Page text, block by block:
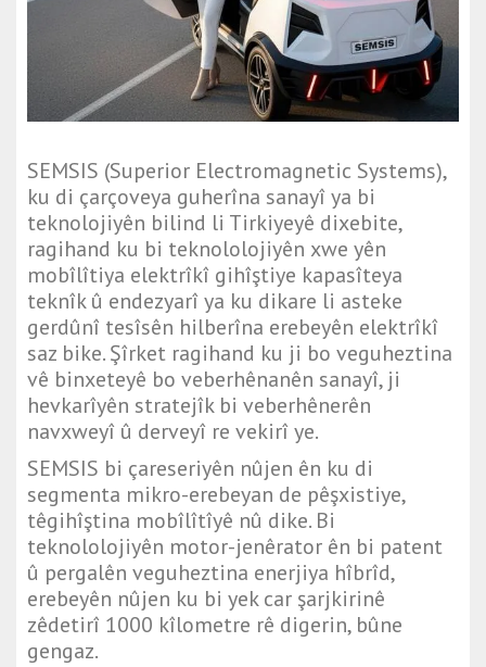
SEMSIS (Superior Electromagnetic Systems),
ku di çarçoveya guherîna sanayî ya bi
teknolojiyên bilind li Tirkiyeyê dixebite,
ragihand ku bi teknololojiyên xwe yên
mobîlîtiya elektrîkî gihîştiye kapasîteya
teknîk û endezyarî ya ku dikare li asteke
gerdûnî tesîsên hilberîna erebeyên elektrîkî
saz bike. Şîrket ragihand ku ji bo veguheztina
vê binxeteyê bo veberhênanên sanayî, ji
hevkarîyên stratejîk bi veberhênerên
navxweyî û derveyî re vekirî ye.
SEMSIS bi çareseriyên nûjen ên ku di
segmenta mikro-erebeyan de pêşxistiye,
têgihîştina mobîlîtîyê nû dike. Bi
teknololojiyên motor-jenêrator ên bi patent
û pergalên veguheztina enerjiya hîbrîd,
erebeyên nûjen ku bi yek car şarjkirinê
zêdetirî 1000 kîlometre rê digerin, bûne
gengaz.